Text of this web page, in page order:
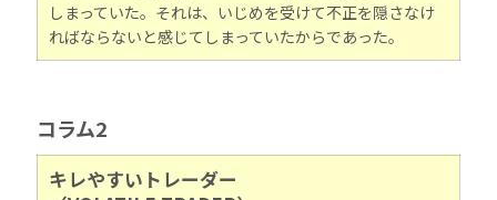
しまっていた。それは、いじめを受けて不正を隠さなけ
ればならないと感じてしまっていたからであった。
コラム2
キレやすいトレーダー